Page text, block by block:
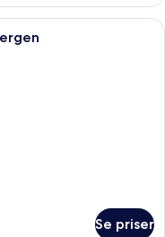
hotellrum med en stor
Se priser